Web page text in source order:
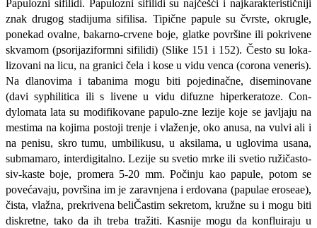
Papulozni sifilidi. Papulozni sifilidi su najčešći i najkarakterističniji
znak drugog stadijuma sifilisa. Tipične papu­le su čvrste, okrugle,
ponekad ovalne, bakarno-crvene boje, glatke površine ili pokrivene
skvamom (psorijaziformni sifilidi) (Slike 151 i 152). Često su loka-
lizovani na licu, na granici čela i kose u vidu venca (corona veneris).
Na dlano­vima i tabanima mogu biti pojedinačne, diseminovane
(davi syphilitica ili s li­vene u vidu difuzne hiperkeratoze. Con­
dylomata lata su modifikovane papulo-zne lezije koje se javljaju na
mestima na kojima postoji trenje i vlaženje, oko anusa, na vulvi ali i
na penisu, skro tumu, umbilikusu, u aksilama, u uglovima usana,
submamaro, interdigitalno. Lezi­je su svetio mrke ili svetio ružičasto-
siv-kaste boje, promera 5-20 mm. Počinju kao papule, potom se
povećavaju, površina im je zaravnjena i erdovana (papulae eroseae),
čista, vlažna, prekri­vena beliČastim sekretom, kružne su i mogu biti
diskretne, tako da ih treba tražiti. Kasnije mogu da konfluiraju u